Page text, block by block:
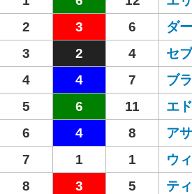
2
3 6 ダ
3
2 4 セ
4
4 7 ブ
5
6 11 エ
6
4 8 ア
7
1 1 ウ
8
3 5 テ